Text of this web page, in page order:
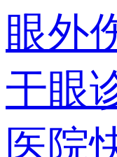
眼外
干眼
医院